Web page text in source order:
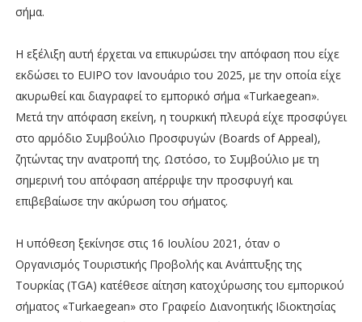
σήμα.
Η εξέλιξη αυτή έρχεται να επικυρώσει την απόφαση που είχε
εκδώσει το EUIPO τον Ιανουάριο του 2025, με την οποία είχε
ακυρωθεί και διαγραφεί το εμπορικό σήμα «Turkaegean».
Μετά την απόφαση εκείνη, η τουρκική πλευρά είχε προσφύγει
στο αρμόδιο Συμβούλιο Προσφυγών (Boards of Appeal),
ζητώντας την ανατροπή της. Ωστόσο, το Συμβούλιο με τη
σημερινή του απόφαση απέρριψε την προσφυγή και
επιβεβαίωσε την ακύρωση του σήματος.
Η υπόθεση ξεκίνησε στις 16 Ιουλίου 2021, όταν ο
Οργανισμός Τουριστικής Προβολής και Ανάπτυξης της
Τουρκίας (TGA) κατέθεσε αίτηση κατοχύρωσης του εμπορικού
σήματος «Turkaegean» στο Γραφείο Διανοητικής Ιδιοκτησίας